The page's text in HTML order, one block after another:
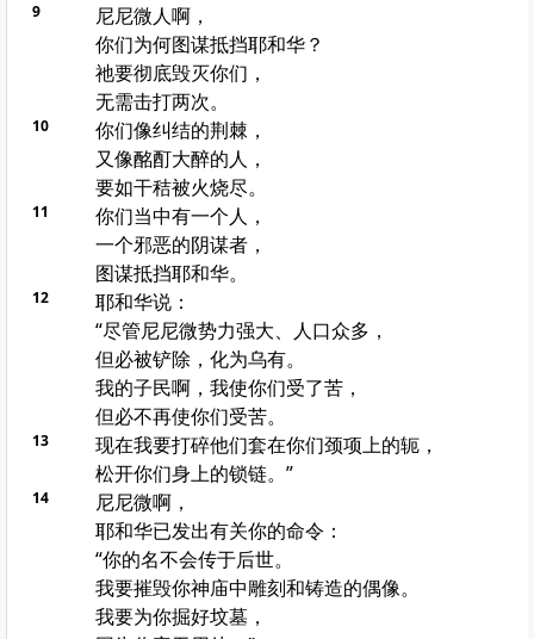
9
尼尼微人啊，
你们为何图谋抵挡耶和华？
祂要彻底毁灭你们，
无需击打两次。
10
你们像纠结的荆棘，
又像酩酊大醉的人，
要如干秸被火烧尽。
11
你们当中有一个人，
一个邪恶的阴谋者，
图谋抵挡耶和华。
12
耶和华说：
“尽管尼尼微势力强大、人口众多，
但必被铲除，化为乌有。
我的子民啊，我使你们受了苦，
但必不再使你们受苦。
13
现在我要打碎他们套在你们颈项上的轭，
松开你们身上的锁链。”
14
尼尼微啊，
耶和华已发出有关你的命令：
“你的名不会传于后世。
我要摧毁你神庙中雕刻和铸造的偶像。
我要为你掘好坟墓，